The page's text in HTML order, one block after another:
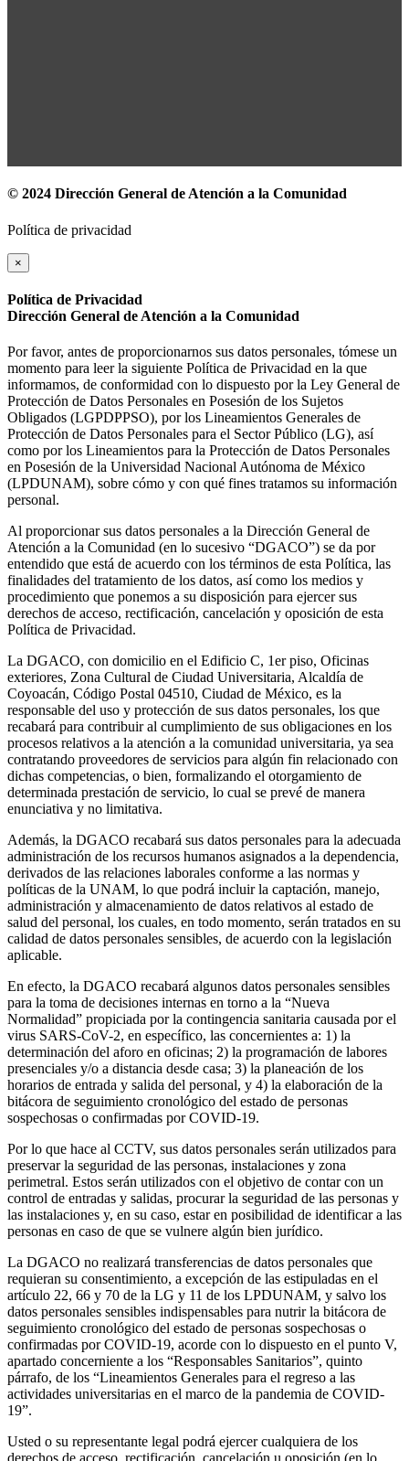
© 2024 Dirección General de Atención a la Comunidad
Política de privacidad
×
Política de Privacidad
Dirección General de Atención a la Comunidad
Por favor, antes de proporcionarnos sus datos personales, tómese un
momento para leer la siguiente Política de Privacidad en la que
informamos, de conformidad con lo dispuesto por la Ley General de
Protección de Datos Personales en Posesión de los Sujetos
Obligados (LGPDPPSO), por los Lineamientos Generales de
Protección de Datos Personales para el Sector Público (LG), así
como por los Lineamientos para la Protección de Datos Personales
en Posesión de la Universidad Nacional Autónoma de México
(LPDUNAM), sobre cómo y con qué fines tratamos su información
personal.
Al proporcionar sus datos personales a la Dirección General de
Atención a la Comunidad (en lo sucesivo “DGACO”) se da por
entendido que está de acuerdo con los términos de esta Política, las
finalidades del tratamiento de los datos, así como los medios y
procedimiento que ponemos a su disposición para ejercer sus
derechos de acceso, rectificación, cancelación y oposición de esta
Política de Privacidad.
La DGACO, con domicilio en el Edificio C, 1er piso, Oficinas
exteriores, Zona Cultural de Ciudad Universitaria, Alcaldía de
Coyoacán, Código Postal 04510, Ciudad de México, es la
responsable del uso y protección de sus datos personales, los que
recabará para contribuir al cumplimiento de sus obligaciones en los
procesos relativos a la atención a la comunidad universitaria, ya sea
contratando proveedores de servicios para algún fin relacionado con
dichas competencias, o bien, formalizando el otorgamiento de
determinada prestación de servicio, lo cual se prevé de manera
enunciativa y no limitativa.
Además, la DGACO recabará sus datos personales para la adecuada
administración de los recursos humanos asignados a la dependencia,
derivados de las relaciones laborales conforme a las normas y
políticas de la UNAM, lo que podrá incluir la captación, manejo,
administración y almacenamiento de datos relativos al estado de
salud del personal, los cuales, en todo momento, serán tratados en su
calidad de datos personales sensibles, de acuerdo con la legislación
aplicable.
En efecto, la DGACO recabará algunos datos personales sensibles
para la toma de decisiones internas en torno a la “Nueva
Normalidad” propiciada por la contingencia sanitaria causada por el
virus SARS-CoV-2, en específico, las concernientes a: 1) la
determinación del aforo en oficinas; 2) la programación de labores
presenciales y/o a distancia desde casa; 3) la planeación de los
horarios de entrada y salida del personal, y 4) la elaboración de la
bitácora de seguimiento cronológico del estado de personas
sospechosas o confirmadas por COVID-19.
Por lo que hace al CCTV, sus datos personales serán utilizados para
preservar la seguridad de las personas, instalaciones y zona
perimetral. Estos serán utilizados con el objetivo de contar con un
control de entradas y salidas, procurar la seguridad de las personas y
las instalaciones y, en su caso, estar en posibilidad de identificar a las
personas en caso de que se vulnere algún bien jurídico.
La DGACO no realizará transferencias de datos personales que
requieran su consentimiento, a excepción de las estipuladas en el
artículo 22, 66 y 70 de la LG y 11 de los LPDUNAM, y salvo los
datos personales sensibles indispensables para nutrir la bitácora de
seguimiento cronológico del estado de personas sospechosas o
confirmadas por COVID-19, acorde con lo dispuesto en el punto V,
apartado concerniente a los “Responsables Sanitarios”, quinto
párrafo, de los “Lineamientos Generales para el regreso a las
actividades universitarias en el marco de la pandemia de COVID-
19”.
Usted o su representante legal podrá ejercer cualquiera de los